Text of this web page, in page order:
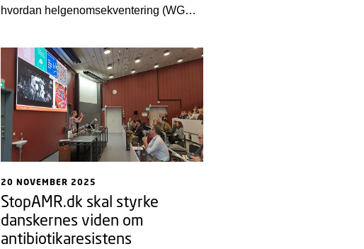
hvordan helgenomsekventering (WGS)
antimikrobiel resistens (AMR).
20 NOVEMBER 2025
StopAMR.dk skal styrke
danskernes viden om
antibiotikaresistens